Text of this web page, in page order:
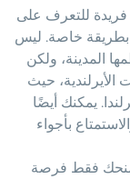
للتعرف على
بطريقة خاصة. ليس
المدينة، ولكن
الأيرلندية، حيث
يمكنك أيضًا
بأجواء
فقط فرصة